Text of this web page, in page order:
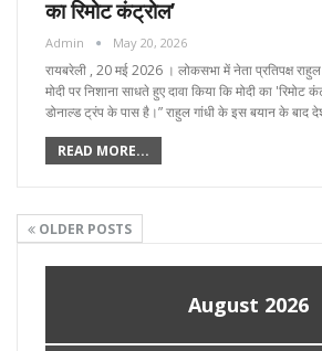
का रिमोट कंट्रोल’
Admin May 20, 2026
रायबरेली , 20 मई 2026 । लोकसभा में नेता प्रतिपक्ष राहुल
मोदी पर निशाना साधते हुए दावा किया कि मोदी का 'रिमोट
डोनाल्ड ट्रंप के पास है।” राहुल गांधी के इस बयान के बाद
READ MORE...
OLDER POSTS
August 2026